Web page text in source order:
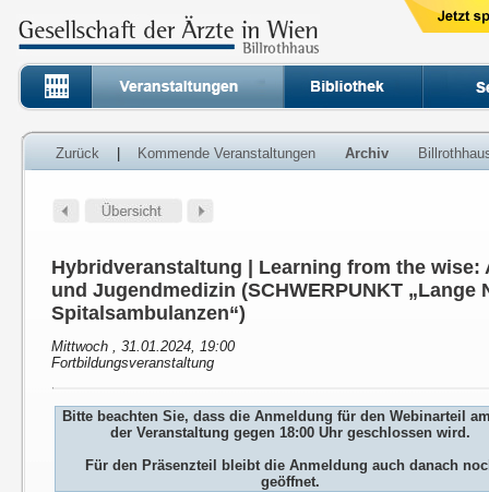
Zurück Kommende Veranstaltungen Archiv
Hybridveranstaltung | Learning from the wise:
und Jugendmedizin (SCHWERPUNKT „Lange
Spitalsambulanzen“)
Mittwoch , 31.01.2024, 19:00
Fortbildungsveranstaltung
Bitte beachten Sie, dass die Anmeldung für den Webinarteil
der Veranstaltung gegen 18:00 Uhr geschlossen wird.
Für den Präsenzteil bleibt die Anmeldung auch danach
geöffnet.